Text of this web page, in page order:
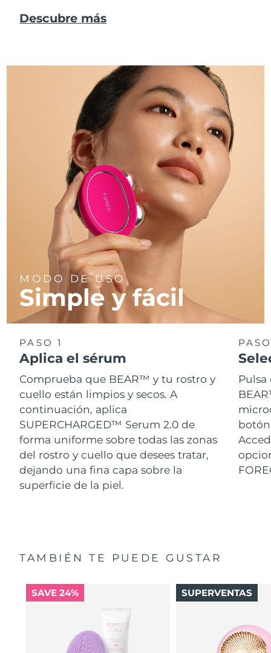
Descubre más
MODO DE USO
Simple y fácil
PASO 1
Aplica el sérum
Comprueba que BEAR™ y tu rostro y
cuello están limpios y secos. A
continuación, aplica
SUPERCHARGED™ Serum 2.0 de
forma uniforme sobre todas las zonas
del rostro y cuello que desees tratar,
dejando una fina capa sobre la
superficie de la piel.
botón
TAMBIÉN TE PUEDE GUSTAR
SAVE 24% SUPERVENTAS